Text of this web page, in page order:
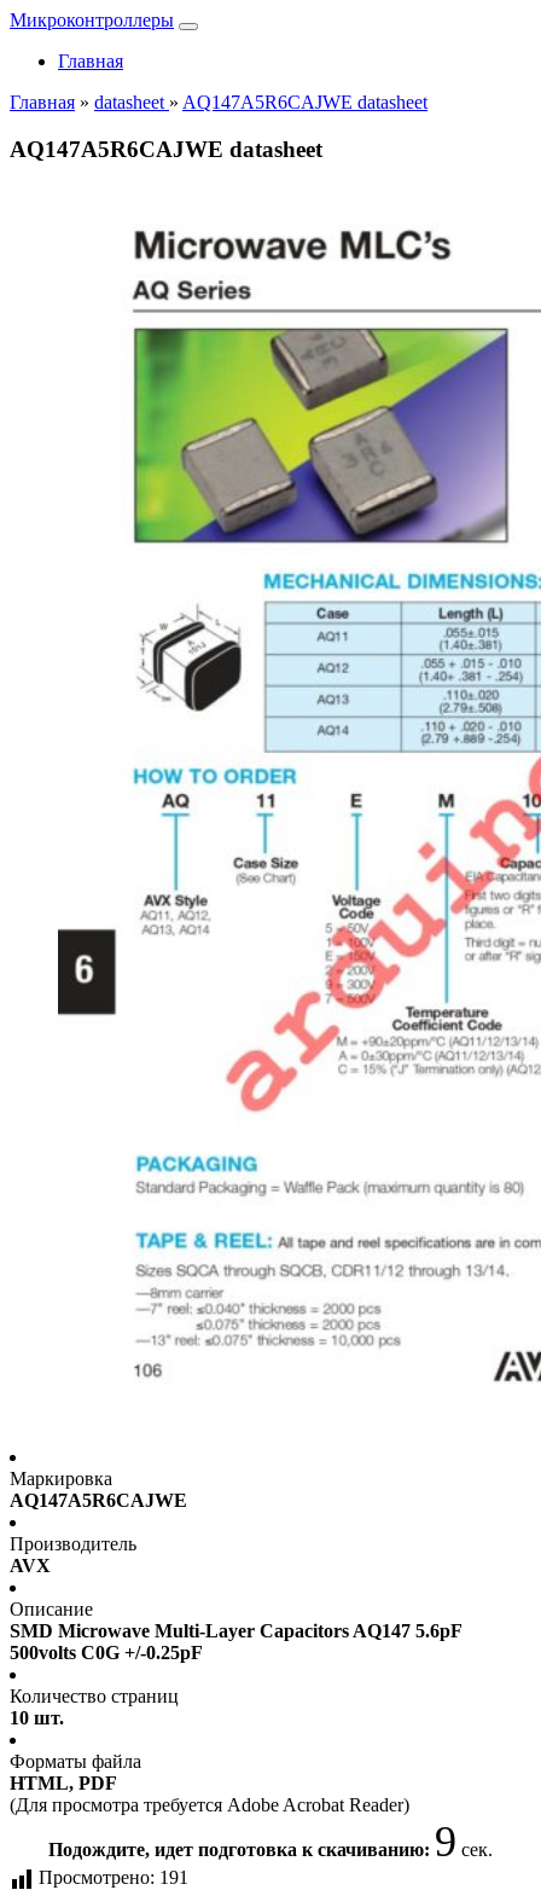
Микроконтроллеры
Главная
Главная » datasheet » AQ147A5R6CAJWE datasheet
AQ147A5R6CAJWE datasheet
Маркировка
AQ147A5R6CAJWE
Производитель
AVX
Описание
SMD Microwave Multi-Layer Capacitors AQ147 5.6pF
500volts C0G +/-0.25pF
Количество страниц
10 шт.
Форматы файла
HTML, PDF
(Для просмотра требуется Adobe Acrobat Reader)
Подождите, идет подготовка к скачиванию: 9 сек.
Просмотрено: 191